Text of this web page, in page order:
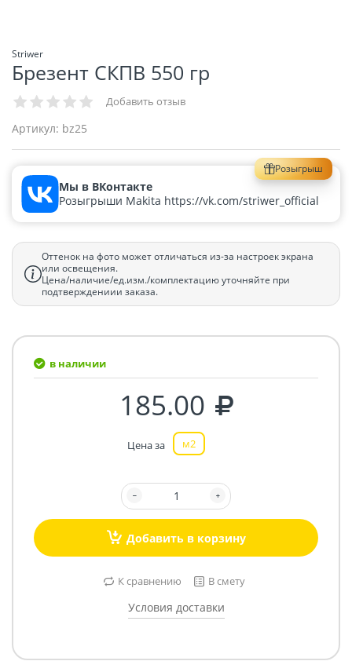
Striwer
Брезент СКПВ 550 гр
Добавить отзыв
Артикул: bz25
Розыгрыш
Мы в ВКонтакте
Розыгрыши Makita https://vk.com/striwer_official
Оттенок на фото может отличаться из-за настроек экрана
или освещения.
Цена/наличие/ед.изм./комплектацию уточняйте при
подтверждениии заказа.
в наличии
185.00
Цена за м2
Добавить в корзину
К сравнению В смету
Условия доставки